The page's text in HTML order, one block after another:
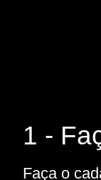
1 -
Faça o